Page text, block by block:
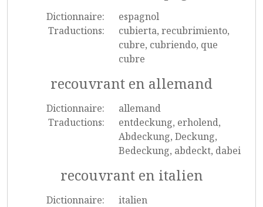
Dictionnaire:
espagnol
Traductions:
cubierta, recubrimiento,
cubre, cubriendo, que
cubre
recouvrant en allemand
Dictionnaire:
allemand
Traductions:
entdeckung, erholend,
Abdeckung, Deckung,
Bedeckung, abdeckt, dabei
recouvrant en italien
Dictionnaire:
italien